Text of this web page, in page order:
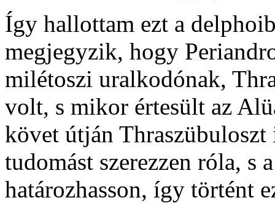
Így hallottam ezt a
megjegyzik, hogy
milétoszi uralkodónak,
volt, s mikor értesült az
követ útján Thraszübuloszt
tudomást szerezzen róla, s
határozhasson, így történt